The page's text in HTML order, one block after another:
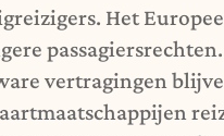
Het
vertragingen